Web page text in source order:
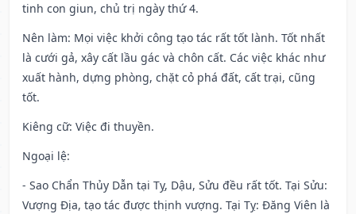
tinh con giun, chủ trị ngày thứ 4.
Nên làm: Mọi việc khởi công tạo tác rất tốt lành. Tốt nhất
là cưới gả, xây cất lầu gác và chôn cất. Các việc khác như
xuất hành, dựng phòng, chặt cỏ phá đất, cất trại, cũng
tốt.
Kiêng cữ: Việc đi thuyền.
Ngoại lệ:
- Sao Chẩn Thủy Dẫn tại Tỵ, Dậu, Sửu đều rất tốt. Tại Sửu:
Vượng Địa, tạo tác được thịnh vượng. Tại Tỵ: Đăng Viên là